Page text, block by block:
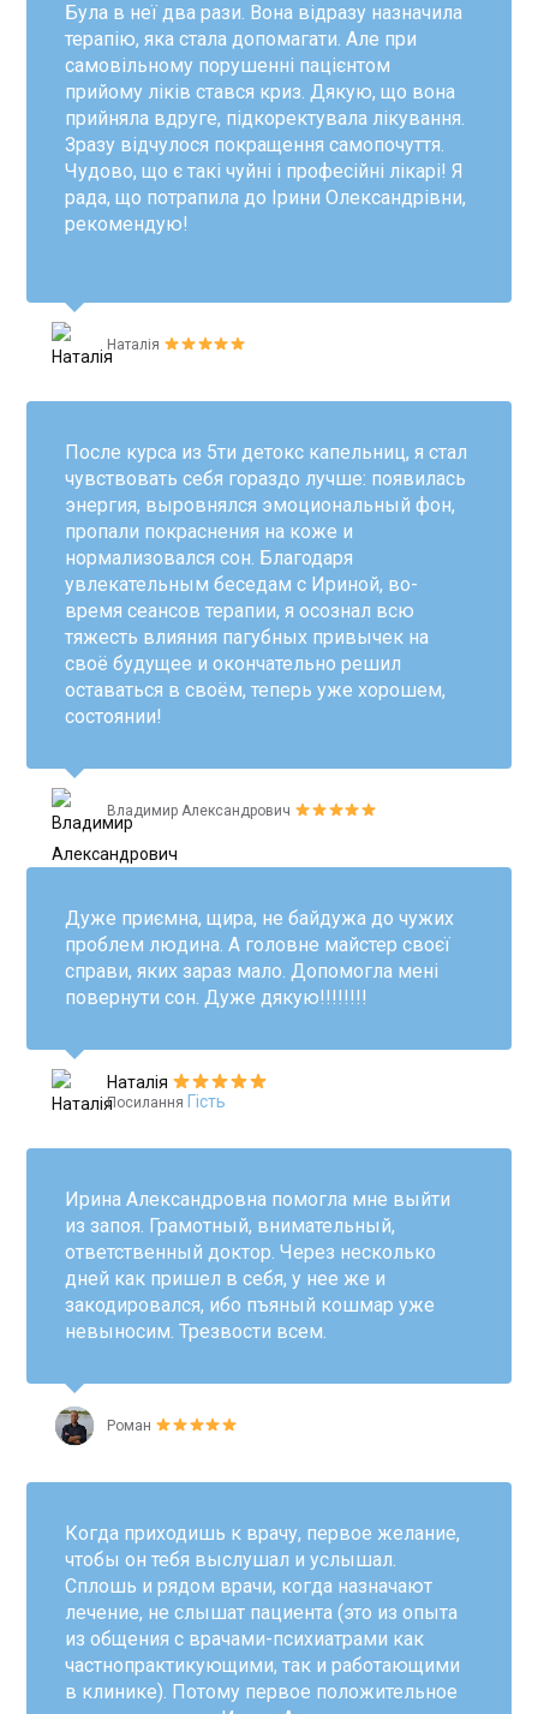
Була в неї два рази. Вона відразу назначила
терапію, яка стала допомагати. Але при
самовільному порушенні пацієнтом
прийому ліків стався криз. Дякую, що вона
прийняла вдруге, підкоректувала лікування.
Зразу відчулося покращення самопочуття.
Чудово, що є такі чуйні і професійні лікарі! Я
рада, що потрапила до Ірини Олександрівни,
рекомендую!
Наталія
После курса из 5ти детокс капельниц, я стал
чувствовать себя гораздо лучше: появилась
энергия, выровнялся эмоциональный фон,
пропали покраснения на коже и
нормализовался сон. Благодаря
увлекательным беседам с Ириной, во-
время сеансов терапии, я осознал всю
тяжесть влияния пагубных привычек на
своё будущее и окончательно решил
оставаться в своём, теперь уже хорошем,
состоянии!
Владимир Александрович
Дуже приємна, щира, не байдужа до чужих
проблем людина. А головне майстер своєї
справи, яких зараз мало. Допомогла мені
повернути сон. Дуже дякую!!!!!!!!
Наталія
Посилання Гість
Ирина Александровна помогла мне выйти
из запоя. Грамотный, внимательный,
ответственный доктор. Через несколько
дней как пришел в себя, у нее же и
закодировался, ибо пъяный кошмар уже
невыносим. Трезвости всем.
Роман
Когда приходишь к врачу, первое желание,
чтобы он тебя выслушал и услышал.
Сплошь и рядом врачи, когда назначают
лечение, не слышат пациента (это из опыта
из общения с врачами-психиатрами как
частнопрактикующими, так и работающими
в клинике). Потому первое положительное